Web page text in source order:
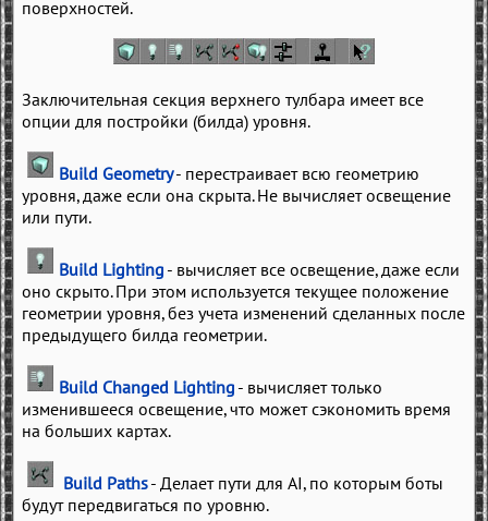
поверхностей.
Заключительная секция верхнего тулбара имеет все
опции для постройки (билда) уровня.
Build Geometry- перестраивает всю геометрию
уровня, даже если она скрыта. Не вычисляет освещение
или пути.
Build Lighting - вычисляет все освещение, даже если
оно скрыто. При этом используется текущее положение
геометрии уровня, без учета изменений сделанных после
предыдущего билда геометрии.
Build Changed Lighting - вычисляет только
изменившееся освещение, что может сэкономить время
на больших картах.
Build Paths- Делает пути для AI, по которым боты
будут передвигаться по уровню.